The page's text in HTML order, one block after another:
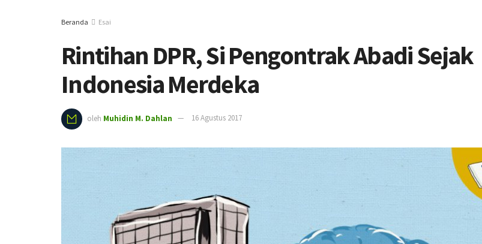
Beranda Esai
Rintihan DPR, Si Pengontrak Abadi Sejak
Indonesia Merdeka
oleh Muhidin M. Dahlan 16 Agustus 2017